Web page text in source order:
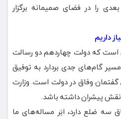
را در فضای صمیمانه برگزار
داریم
است که دولت چهاردهم دو رسالت
مسیر گام‌های جدی بردارد به توفیق
وفاق در دولت است. وزارت
نقش پیشران داشته باشد.
سه ضلع دارد، ابَر مساله‌های ما